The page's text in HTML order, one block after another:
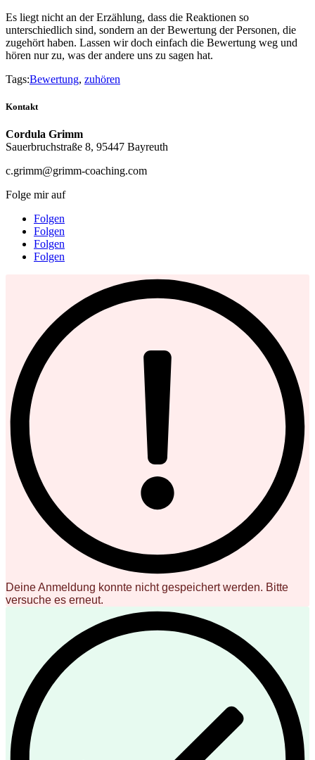
Es liegt nicht an der Erzählung, dass die Reaktionen so
unterschiedlich sind, sondern an der Bewertung der Personen, die
zugehört haben. Lassen wir doch einfach die Bewertung weg und
hören nur zu, was der andere uns zu sagen hat.
Tags:Bewertung, zuhören
Kontakt
Cordula Grimm
Sauerbruchstraße 8, 95447 Bayreuth
c.grimm@grimm-coaching.com
Folge mir auf
Folgen
Folgen
Folgen
Folgen
Deine Anmeldung konnte nicht gespeichert werden. Bitte
versuche es erneut.